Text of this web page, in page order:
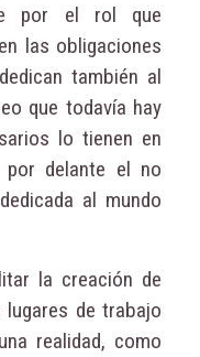
por el rol que
las obligaciones
también al
que todavía hay
lo tienen en
por delante el no
al mundo
la creación de
de trabajo
realidad, como